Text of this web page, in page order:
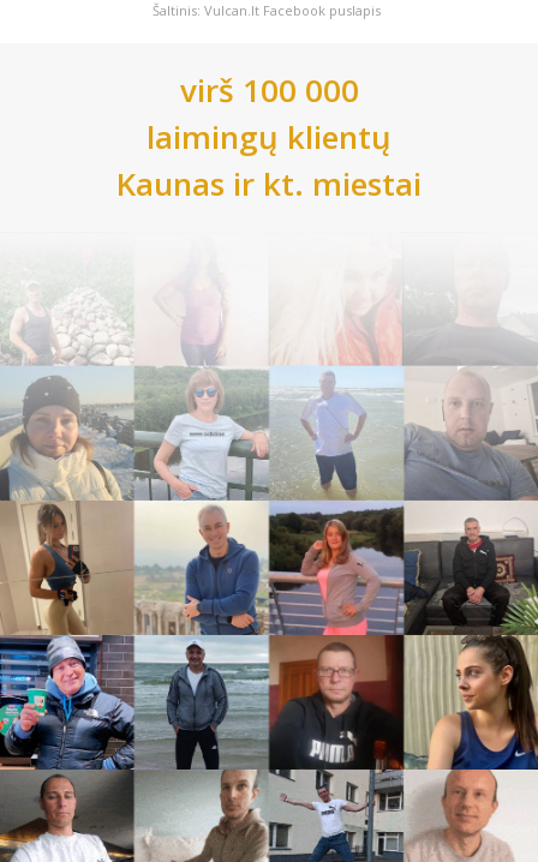
Šaltinis: Vulcan.lt Facebook puslapis
virš 100 000
laimingų klientų
Kaunas ir kt. miestai